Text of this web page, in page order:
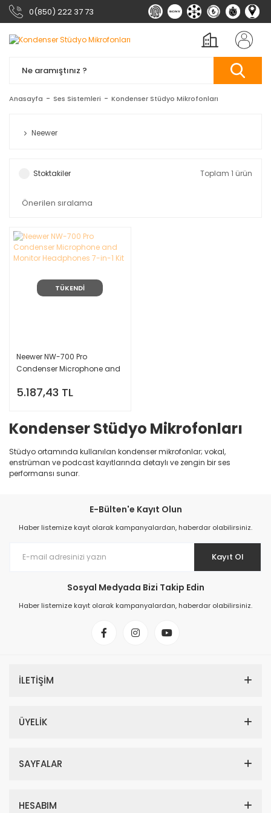
0(850) 222 37 73
Anasayfa Ses Sistemleri Kondenser Stüdyo Mikrofonları
Neewer
Stoktakiler Toplam 1 ürün
TÜKENDİ
Neewer NW-700 Pro
Condenser Microphone and
Kit
5.187,43 TL
Kondenser Stüdyo Mikrofonları
Stüdyo ortamında kullanılan kondenser mikrofonlar; vokal,
enstrüman ve podcast kayıtlarında detaylı ve zengin bir ses
performansı sunar.
E-Bülten'e Kayıt Olun
Haber listemize kayıt olarak kampanyalardan, haberdar olabilirsiniz.
Kayıt Ol
Sosyal Medyada Bizi Takip Edin
Haber listemize kayıt olarak kampanyalardan, haberdar olabilirsiniz.
İLETİŞİM
ÜYELİK
SAYFALAR
HESABIM